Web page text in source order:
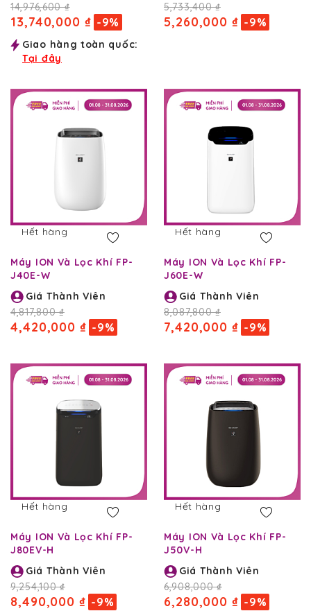
14,976,600 ₫
13,740,000 ₫ -9%
Giao hàng toàn quốc:
Tại đây
5,733,400 ₫
5,260,000 ₫ -9%
Hết hàng
Máy ION Và Lọc Khí FP-
J40E-W
Giá Thành Viên
4,817,800 ₫
4,420,000 ₫ -9%
Hết hàng
Máy ION Và Lọc Khí FP-
J60E-W
Giá Thành Viên
8,087,800 ₫
7,420,000 ₫ -9%
Hết hàng
Máy ION Và Lọc Khí FP-
J80EV-H
Giá Thành Viên
9,254,100 ₫
8,490,000 ₫ -9%
Hết hàng
Máy ION Và Lọc Khí FP-
J50V-H
Giá Thành Viên
6,908,000 ₫
6,280,000 ₫ -9%